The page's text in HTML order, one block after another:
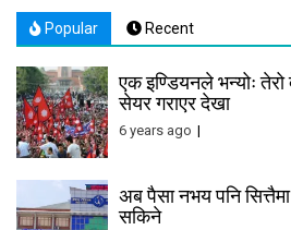
Popular Recent
एक इण्डियनले भन्योः
सेयर गराएर देखा
6 years ago
अब पैसा नभय पनि
सकिने